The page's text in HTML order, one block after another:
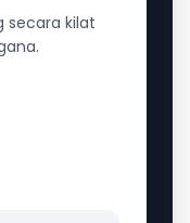
secara kilat